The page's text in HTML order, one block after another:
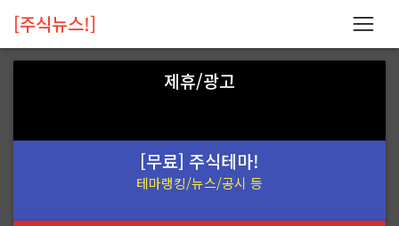
[주식뉴스!]
제휴/광고
[무료] 주식테마!
테마랭킹/뉴스/공시 등